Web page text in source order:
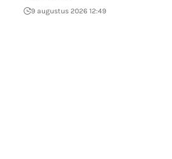
9 augustus 2026 12:49